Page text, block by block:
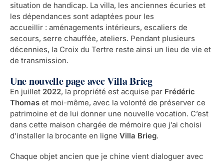
situation de handicap. La villa, les anciennes écuries et
les dépendances sont adaptées pour les
accueillir : aménagements intérieurs, escaliers de
secours, serre chauffée, ateliers. Pendant plusieurs
décennies, la Croix du Tertre reste ainsi un lieu de vie et
de transmission.
Une nouvelle page avec Villa Brieg
En juillet 2022, la propriété est acquise par Frédéric
Thomas et moi-même, avec la volonté de préserver ce
patrimoine et de lui donner une nouvelle vocation. C’est
dans cette maison chargée de mémoire que j’ai choisi
d’installer la brocante en ligne Villa Brieg.
Chaque objet ancien que je chine vient dialoguer avec